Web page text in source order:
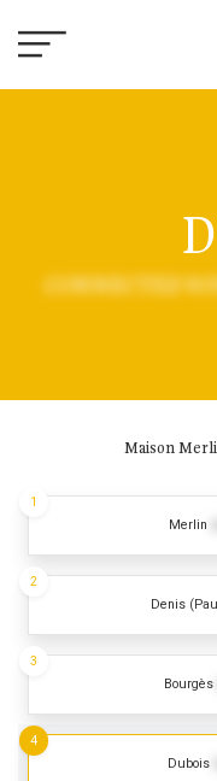
CONNECTEZ-
Maison
Merlin
1
Denis
2
Bourgès
3
Dubois
4